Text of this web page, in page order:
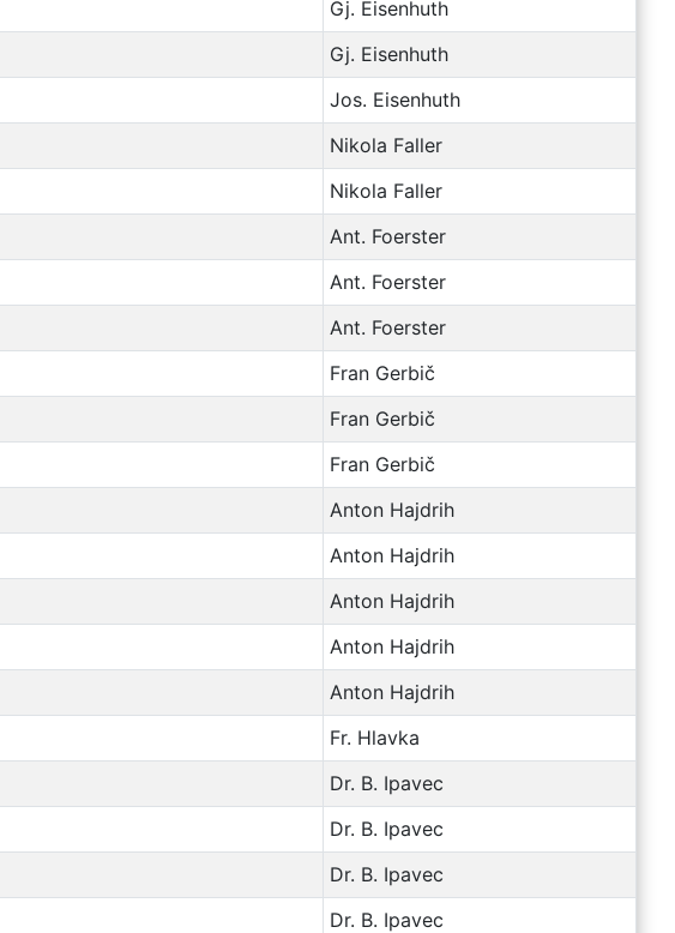
Gj. Eisenhuth
Gj. Eisenhuth
Jos. Eisenhuth
Nikola Faller
Nikola Faller
Ant. Foerster
Ant. Foerster
Ant. Foerster
Fran Gerbič
Fran Gerbič
Fran Gerbič
Anton Hajdrih
Anton Hajdrih
Anton Hajdrih
Anton Hajdrih
Anton Hajdrih
Fr. Hlavka
Dr. B. Ipavec
Dr. B. Ipavec
Dr. B. Ipavec
Dr. B. Ipavec